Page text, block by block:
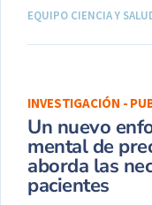
EQUIPO CIENCIA Y
INVESTIGACIÓN -
Un nuevo
mental de
aborda las
pacientes